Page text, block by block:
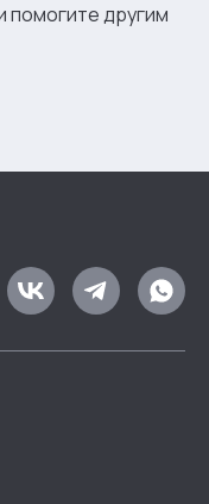
помогите другим